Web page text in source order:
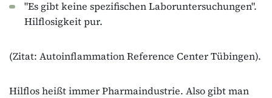
"Es gibt keine spezifischen Laboruntersuchungen".
Hilflosigkeit pur.
(Zitat: Autoinflammation Reference Center Tübingen).
Hilflos heißt immer Pharmaindustrie. Also gibt man